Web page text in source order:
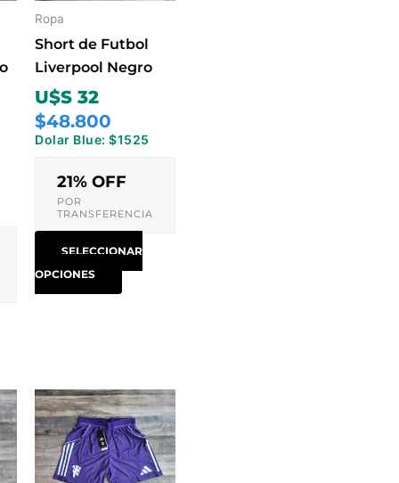
Ropa
Short de Futbol
Liverpool Negro
U$S 32
$48.800
Dolar Blue: $1525
21% OFF
POR
TRANSFERENCIA
SELECCIONAR
OPCIONES
elegir
página
de
Este
producto
tiene
múltiples